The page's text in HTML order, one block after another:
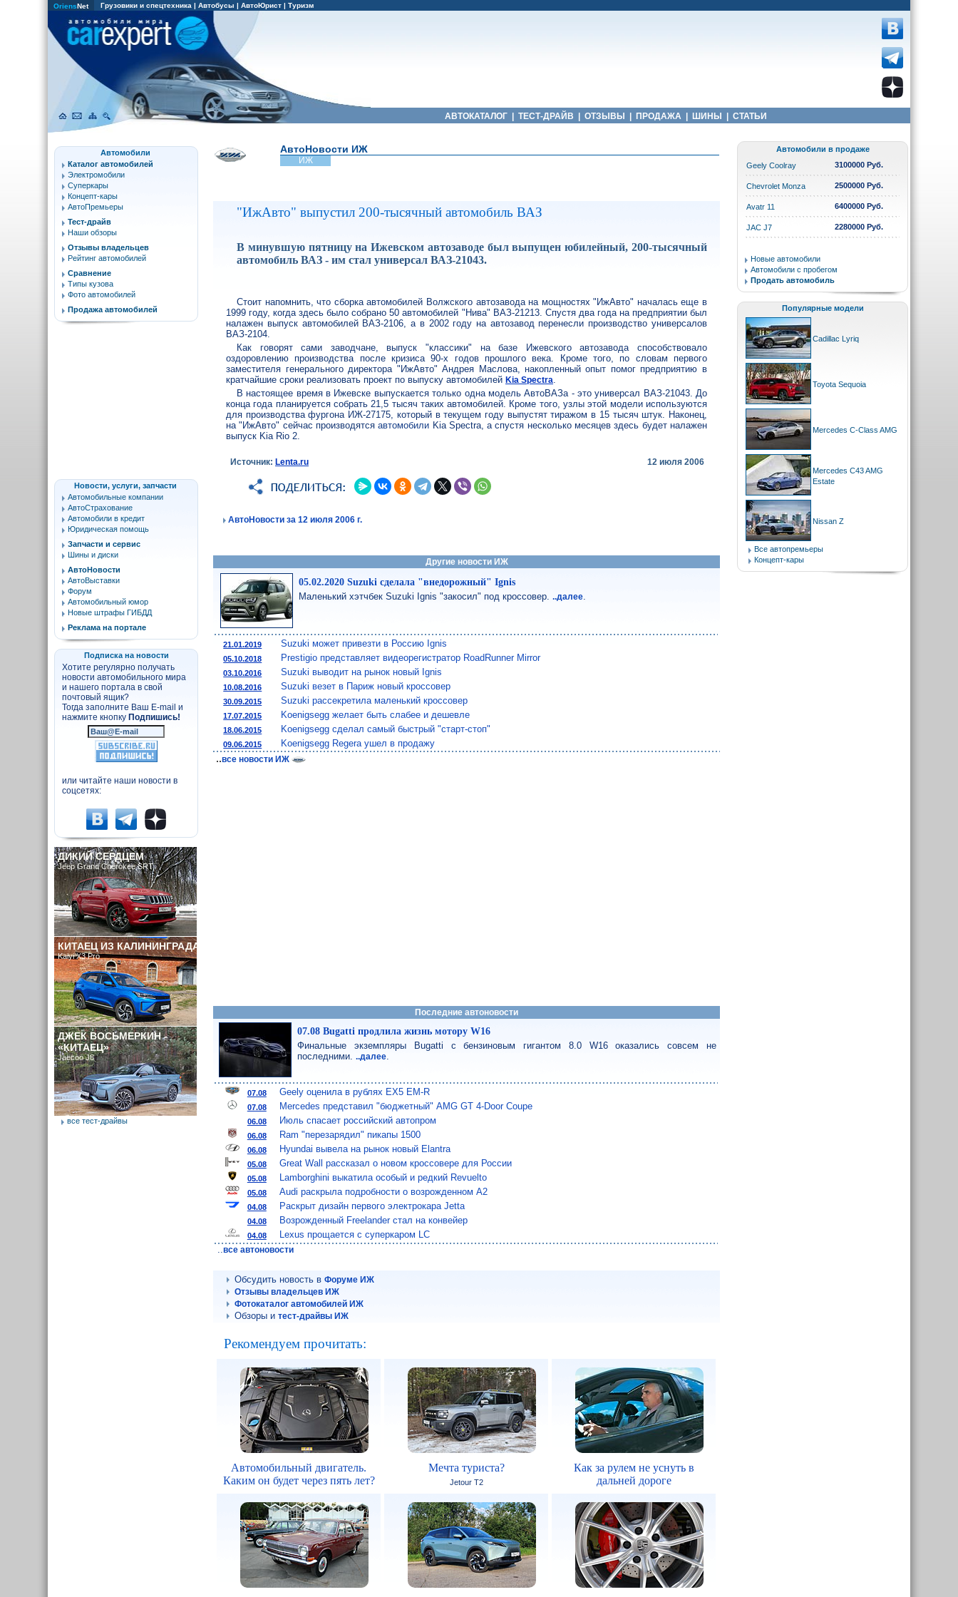
OriensNet Грузовики и спецтехника | Автобусы | АвтоЮрист | Туризм
АВТОКАТАЛОГ ТЕСТ-ДРАЙВ ОТЗЫВЫ ПРОДАЖА ШИНЫ СТАТЬИ
АвтоНовости ИЖ
ИЖ
"ИжАвто" выпустил 200-тысячный автомобиль ВАЗ
В минувшую пятницу на Ижевском автозаводе был выпущен юбилейный, 200-тысячный
автомобиль ВАЗ - им стал универсал ВАЗ-21043.
Стоит напомнить, что сборка автомобилей Волжского автозавода на мощностях "ИжАвто" началась еще в
1999 году, когда здесь было собрано 50 автомобилей "Нива" ВАЗ-21213. Спустя два года на предприятии был
налажен выпуск автомобилей ВАЗ-2106, а в 2002 году на автозавод перенесли производство универсалов
ВАЗ-2104.
Как говорят сами заводчане, выпуск "классики" на базе Ижевского автозавода способствовало
оздоровлению производства после кризиса 90-х годов прошлого века. Кроме того, по словам первого
заместителя генерального директора "ИжАвто" Андрея Маслова, накопленный опыт помог предприятию в
кратчайшие сроки реализовать проект по выпуску автомобилейKia Spectra
В настоящее время в Ижевске выпускается только одна модель АвтоВАЗа - это универсал ВАЗ-21043. До
конца года планируется собрать 21,5 тысяч таких автомобилей. Кроме того, узлы этой модели используются
для производства фургона ИЖ-27175, который в текущем году выпустят тиражом в 15 тысяч штук. Наконец,
на "ИжАвто" сейчас производятсяавтомобили Kia Spectra, а спустя несколько месяцев здесь будет налажен
выпуск Kia Rio 2.
Источник:Lenta.ru 12 июля 2006
АвтоНовости за 12 июля 2006 г.
Другие новости ИЖ
05.02.2020 Suzuki сделала "внедорожный" Ignis
Маленький хэтчбек Suzuki Ignis "закосил" под кроссовер...далее
21.01.2019 Suzuki может привезти в Россию Ignis
05.10.2018 Prestigio представляет видеорегистратор RoadRunner Mirror
03.10.2016 Suzuki выводит на рынок новый Ignis
10.08.2016 Suzuki везет в Париж новый кроссовер
30.09.2015 Suzuki рассекретила маленький кроссовер
17.07.2015 Koenigsegg желает быть слабее и дешевле
18.06.2015 Koenigsegg сделал самый быстрый "старт-стоп"
09.06.2015 Koenigsegg Regera ушел в продажу
..все новости ИЖ
Последние автоновости
07.08 Bugatti продлила жизнь мотору W16
Финальные экземпляры Bugatti с бензиновым гигантом 8.0 W16 оказались совсем не
последними...далее
07.08 Geely оценила в рублях EX5 EM-R
07.08 Mercedes представил "бюджетный" AMG GT 4-Door Coupe
06.08 Июль спасает российский автопром
06.08 Ram "перезарядил" пикапы 1500
06.08 Hyundai вывела на рынок новый Elantra
05.08 Great Wall рассказал о новом кроссовере для России
05.08 Lamborghini выкатила особый и редкий Revuelto
05.08 Audi раскрыла подробности о возрожденном A2
04.08 Раскрыт дизайн первого электрокара Jetta
04.08 Возрожденный Freelander стал на конвейер
04.08
Lexus прощается с суперкаром LC
..все автоновости
Обсудить новость вФоруме ИЖ
Отзывы владельцев ИЖ
Фотокаталог автомобилей ИЖ
Обзоры итест-драйвы ИЖ
Рекомендуем прочитать:
Автомобильный двигатель.
Каким он будет через пять лет?
Мечта туриста?
Jetour T2
Как за рулем не уснуть в
дальней дороге
Автомобили
Каталог автомобилей
Электромобили
Суперкары
Концепт-кары
АвтоПремьеры
Тест-драйв
Наши обзоры
Отзывы владельцев
Рейтинг автомобилей
Сравнение
Типы кузова
Фото автомобилей
Продажа автомобилей
Новости, услуги, запчасти
Автомобильные компании
АвтоСтрахование
Автомобили в кредит
Юридическая помощь
Запчасти и сервис
Шины и диски
АвтоНовости
АвтоВыставки
Форум
Автомобильный юмор
Новые штрафы ГИБДД
Реклама на портале
Подписка на новости
Хотите регулярно получать
новости автомобильного мира
и нашего портала в свой
почтовый ящик?
Тогда заполните Ваш E-mail и
нажмите кнопку Подпишись!
или читайте наши новости в
соцсетях:
ДИКИЙ СЕРДЦЕМ
Jeep Grand Cherokee SRT
КИТАЕЦ ИЗ КАЛИНИНГРАДА
Kaiyi X3 Pro
ДЖЕК ВОСЬМЕРКИН -
«КИТАЕЦ»
Jaecoo J8
все тест-драйвы
Автомобили в продаже
Geely Coolray
3100000 Руб.
Chevrolet Monza 2500000 Руб.
Avatr 11 6400000 Руб.
JAC J7 2280000 Руб.
Новые автомобили
Автомобили с пробегом
Продать автомобиль
Популярные модели
Cadillac Lyriq
Toyota Sequoia
Mercedes C-Class AMG
Mercedes C43 AMG
Estate
Nissan Z
Все автопремьеры
Концепт-кары